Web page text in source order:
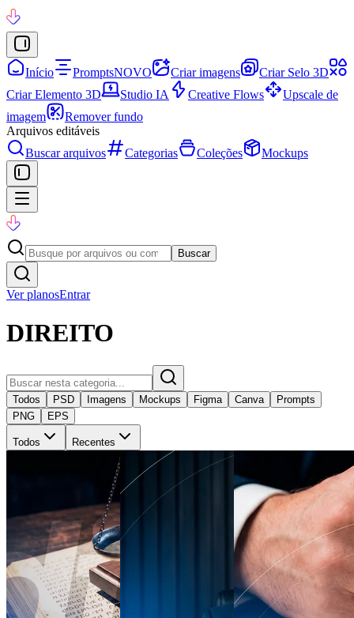
Início PromptsNOVO Criar imagens
Criar Selo 3D
Criar Elemento 3D
Studio IA Creative Flows
Upscale de
imagem
Remover fundo
Arquivos editáveis
Buscar arquivos
Categorias Coleções Mockups
Buscar
Ver planosEntrar
DIREITO
Todos PSD Imagens Mockups Figma Canva
Prompts
PNG
EPS
Todos Recentes